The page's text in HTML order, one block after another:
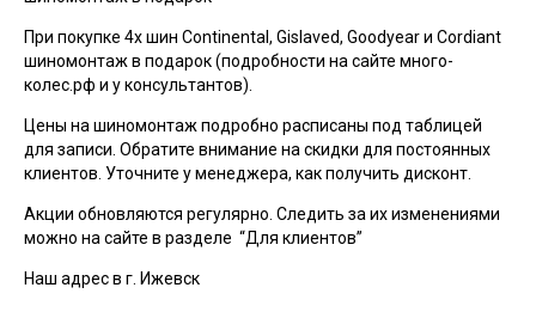
При покупке 4х шин Continental, Gislaved, Goodyear и Cordiant
шиномонтаж в подарок (подробности на сайте много-
колес.рф и у консультантов).
Цены на шиномонтаж подробно расписаны под таблицей
для записи. Обратите внимание на скидки для постоянных
клиентов. Уточните у менеджера, как получить дисконт.
Акции обновляются регулярно. Следить за их изменениями
можно на сайте в разделе “Для клиентов”
Наш адрес в г. Ижевск